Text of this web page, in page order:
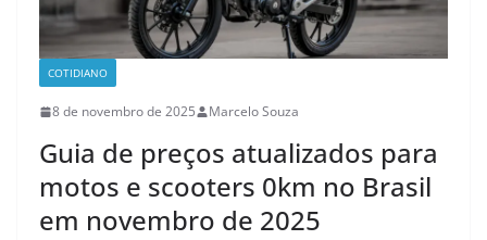
COTIDIANO
8 de novembro de 2025 Marcelo Souza
Guia de preços atualizados para
motos e scooters 0km no Brasil
em novembro de 2025